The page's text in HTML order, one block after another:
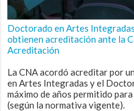
Doctorado en Artes
obtienen acreditación ante la
Acreditación
La CNA acordó acreditar por
en Artes Integradas y el
máximo de años permitido
(según la normativa vigente).